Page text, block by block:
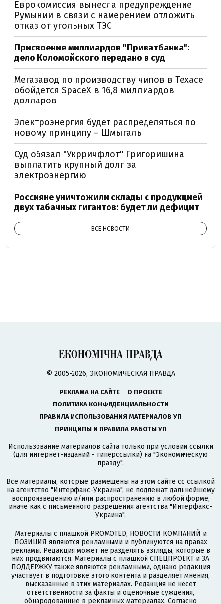
Еврокомиссия вынесла предупреждение
Румынии в связи с намерением отложить
отказ от угольных ТЭС
Присвоение миллиардов "Приватбанка":
дело Коломойского передано в суд
Мегазавод по производству чипов в Техасе
обойдется SpaceX в 16,8 миллиардов
долларов
Электроэнергия будет распределяться по
новому принципу – Шмыгаль
Суд обязал "Укрричфлот" Григоришина
выплатить крупный долг за
электроэнергию
Россияне уничтожили склады с продукцией
двух табачных гигантов: будет ли дефицит
ВСЕ НОВОСТИ
© 2005-2026, ЭКОНОМИЧЕСКАЯ ПРАВДА
РЕКЛАМА НА САЙТЕ
О ПРОЕКТЕ
ПОЛИТИКА КОНФИДЕНЦИАЛЬНОСТИ
ПРАВИЛА ИСПОЛЬЗОВАНИЯ МАТЕРИАЛОВ УП
ПРИНЦИПЫ И ПРАВИЛА РАБОТЫ УП
Использование материалов сайта только при условии ссылки
(для интернет-изданий - гиперссылки) на "Экономическую
правду".
Все материалы, которые размещены на этом сайте со ссылкой
на агентство "Интерфакс-Украина", не подлежат дальнейшему
воспроизведению и/или распространению в любой форме,
иначе как с письменного разрешения агентства "Интерфакс-
Украина".
Материалы с плашкой PROMOTED, НОВОСТИ КОМПАНИЙ и
ПОЗИЦИЯ являются рекламными и публикуются на правах
рекламы. Редакция может не разделять взгляды, которые в
них продвигаются. Материалы с плашкой СПЕЦПРОЕКТ и ЗА
ПОДДЕРЖКУ также являются рекламными, однако редакция
участвует в подготовке этого контента и разделяет мнения,
высказанные в этих материалах. Редакция не несет
ответственности за факты и оценочные суждения,
обнародованные в рекламных материалах. Согласно